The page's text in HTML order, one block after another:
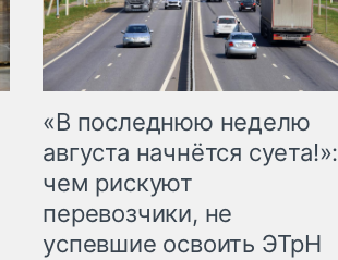
«В последнюю неделю
августа начнётся суета!»:
чем рискуют
перевозчики, не
успевшие освоить ЭТрН